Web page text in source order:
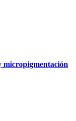
micropigmentación